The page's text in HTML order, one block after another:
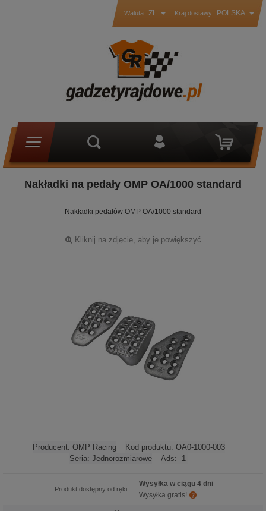
Waluta: ZŁ Kraj dostawy: POLSKA
Nakładki na pedały OMP OA/1000 standard
Nakładki pedałów OMP OA/1000 standard
Kliknij na zdjęcie, aby je powiększyć
Producent: OMP Racing Kod produktu: OA0-1000-003
Seria: Jednorozmiarowe Ads: 1
Produkt dostępny od ręki
Wysyłka w ciągu 4 dni
Wysyłka gratis!